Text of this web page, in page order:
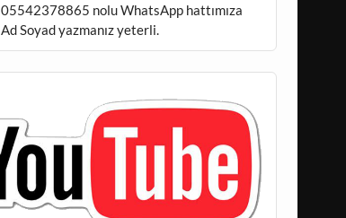
05542378865 nolu WhatsApp hattımıza
Ad Soyad yazmanız yeterli.